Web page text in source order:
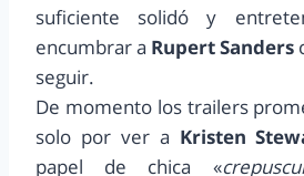
suficiente solidó y
encumbrar a Rupert Sanders
seguir.
De momento los trailers
solo por ver a Kristen
papel de chica «